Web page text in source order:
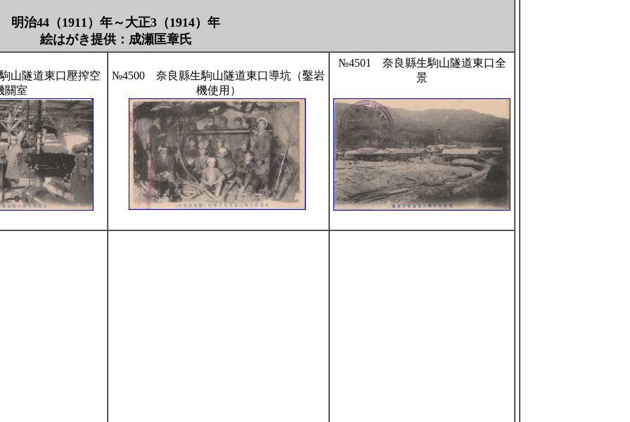
明治44（1911）年～大正3（1914）年
絵はがき提供：成瀬匡章氏
山隧道東口壓搾空
關室
№4500 奈良縣生駒山隧道東口導坑（鑿岩
機使用）
№4501 奈良縣生駒山隧道東口全
景